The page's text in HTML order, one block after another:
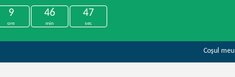
9
ore
46
min
47
sec
Coşul meu